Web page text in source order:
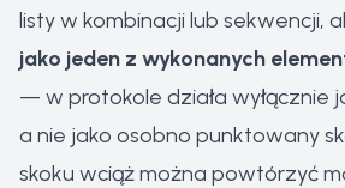
listy w kombinacji lub sekwencji,
jako jeden z wykonanych
— w protokole działa wyłącznie
a nie jako osobno punktowany
skoku wciąż można powtórzyć